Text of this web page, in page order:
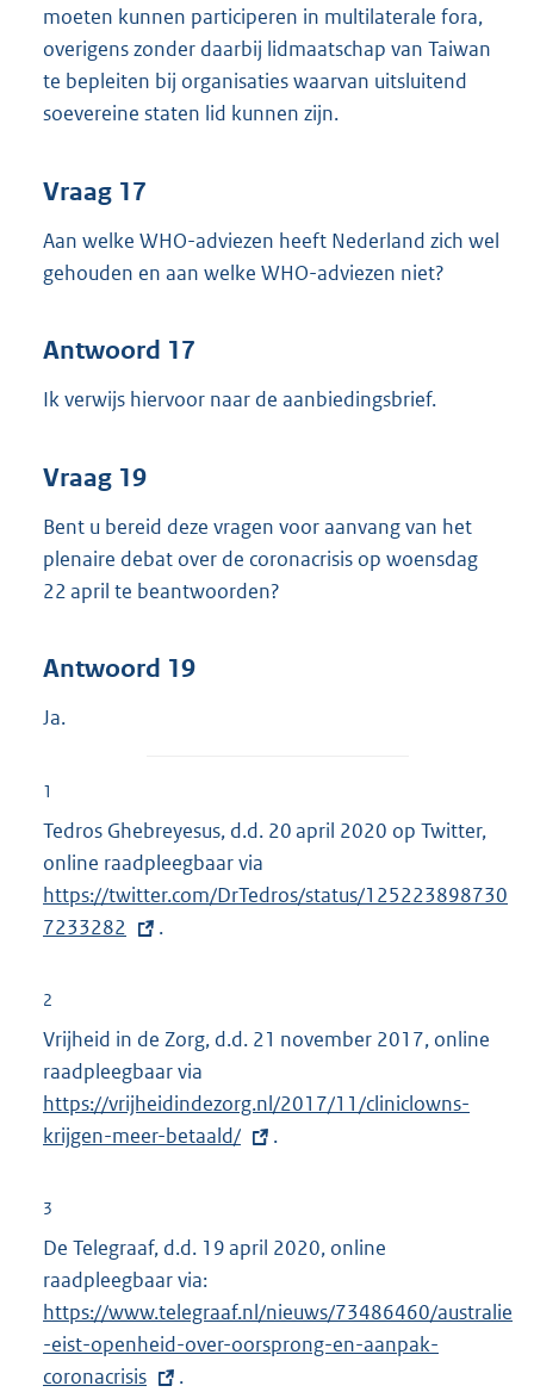
moeten kunnen participeren in multilaterale fora,
overigens zonder daarbij lidmaatschap van Taiwan
te bepleiten bij organisaties waarvan uitsluitend
soevereine staten lid kunnen zijn.
Vraag 17
Aan welke WHO-adviezen heeft Nederland zich wel
gehouden en aan welke WHO-adviezen niet?
Antwoord 17
Ik verwijs hiervoor naar de aanbiedingsbrief.
Vraag 19
Bent u bereid deze vragen voor aanvang van het
plenaire debat over de coronacrisis op woensdag
22 april te beantwoorden?
Antwoord 19
Ja.
1
Tedros Ghebreyesus, d.d. 20 april 2020 op Twitter,
online raadpleegbaar via
x
i
n
https://twitter.com/DrTedros/status/125223898730
7233282
.
2
Vrijheid in de Zorg, d.d. 21 november 2017, online
raadpleegbaar via
x
t
i
n
https://vrijheidindezorg.nl/2017/11/cliniclowns-
krijgen-meer-betaald/
.
3
De Telegraaf, d.d. 19 april 2020, online
raadpleegbaar via:
x
t
https://www.telegraaf.nl/nieuws/73486460/australie
-eist-openheid-over-oorsprong-en-aanpak-
coronacrisis
.